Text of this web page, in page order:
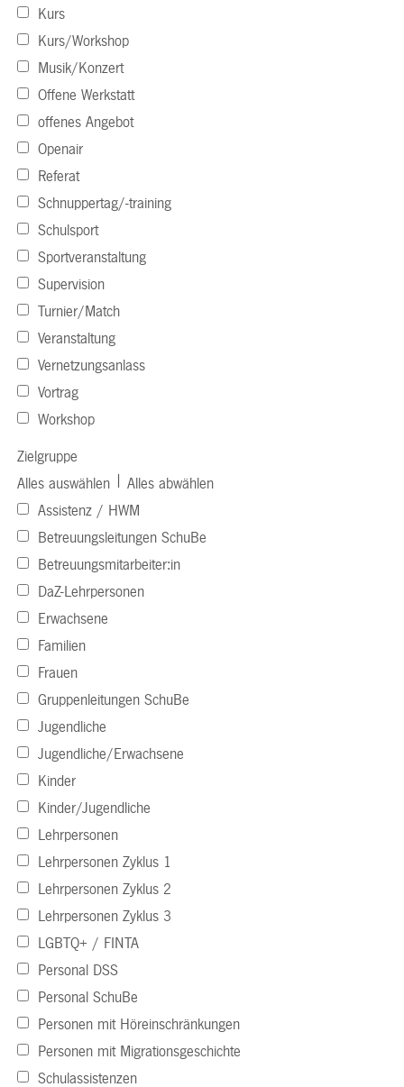
Kurs
Kurs/Workshop
Musik/Konzert
Offene Werkstatt
offenes Angebot
Openair
Referat
Schnuppertag/-training
Schulsport
Sportveranstaltung
Supervision
Turnier/Match
Veranstaltung
Vernetzungsanlass
Vortrag
Workshop
Zielgruppe
Alles auswählen
Alles abwählen
Assistenz / HWM
Betreuungsleitungen SchuBe
Betreuungsmitarbeiter:in
DaZ-Lehrpersonen
Erwachsene
Familien
Frauen
Gruppenleitungen SchuBe
Jugendliche
Jugendliche/Erwachsene
Kinder
Kinder/Jugendliche
Lehrpersonen
Lehrpersonen Zyklus 1
Lehrpersonen Zyklus 2
Lehrpersonen Zyklus 3
LGBTQ+ / FINTA
Personal DSS
Personal SchuBe
Personen mit Höreinschränkungen
Personen mit Migrationsgeschichte
Schulassistenzen